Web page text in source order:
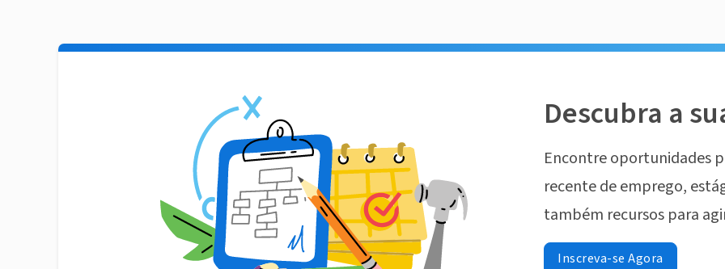
Descubra a
Encontre oportunidades
recente de emprego,
também recursos para
Inscreva-se Agora